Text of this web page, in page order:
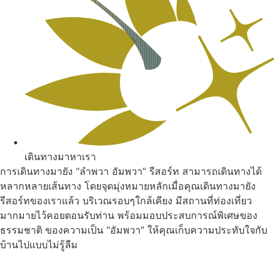
เดินทางมาหาเรา
การเดินทางมายัง “ลำพวา อัมพวา” รีสอร์ท สามารถเดินทางได้
หลากหลายเส้นทาง โดยจุดมุ่งหมายหลักเมื่อคุณเดินทางมายัง
รีสอร์ทของเราแล้ว บริเวณรอบๆใกล้เคียง มีสถานที่ท่องเที่ยว
มากมายไว้คอยตอนรับท่าน พร้อมมอบประสบการณ์พิเศษของ
ธรรมชาติ ของความเป็น “อัมพวา” ให้คุณเก็บความประทับใจกับ
บ้านไปแบบไม่รู้ลืม